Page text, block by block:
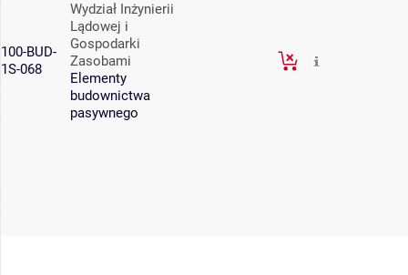
100-BUD-
1S-068
Wydział Inżynierii
Lądowej i
Gospodarki
Zasobami
Elementy
budownictwa
pasywnego